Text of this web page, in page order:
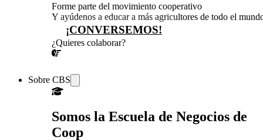
Forme parte del movimiento cooperativo
Y ayúdenos a educar a más agricultores de todo el
¡CONVERSEMOS!
¿Quieres colaborar?
Sobre CBS
Somos la Escuela de Negocios de
Coop